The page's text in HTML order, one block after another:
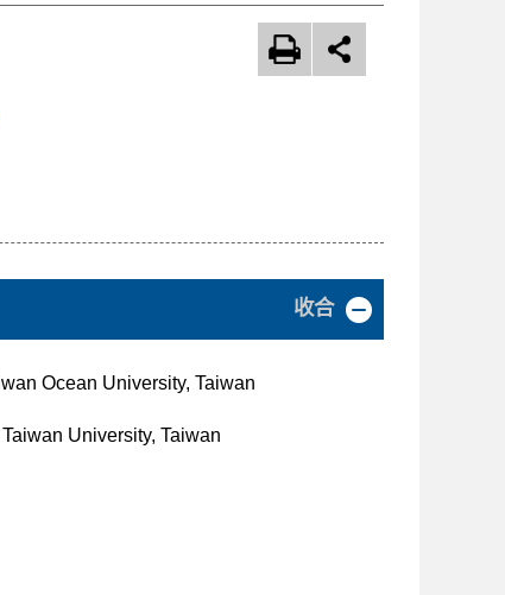
收合
Ocean University, Taiwan
University, Taiwan